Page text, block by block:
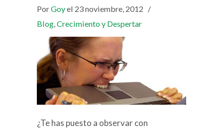
PorGoyel 23 noviembre, 2012 /
Blog,Crecimiento y Despertar
¿Te has puesto a observar con